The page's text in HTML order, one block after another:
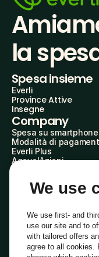
la
Spesa insieme
Everli
Province Attive
Insegne
Company
Spesa su smartphone
Modalità di
Everli Plus
AgevolAzioni
Everli Shoppers
Scopri chi
Domande frequenti
Lavora con noi
Diventa Shopper
We use
We use first- and
use our site and to
with tailored offers
agree to all cookies.